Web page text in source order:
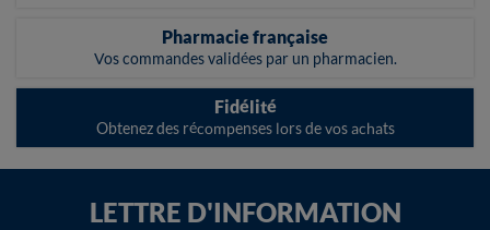
Pharmacie française
Vos commandes validées par un pharmacien.
Fidélité
Obtenez des récompenses lors de vos achats
LETTRE D'INFORMATION